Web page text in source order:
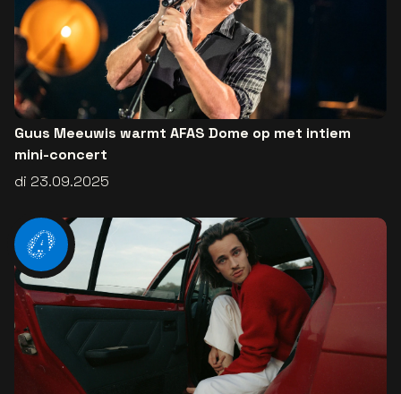
Guus Meeuwis warmt AFAS Dome op met intiem
mini-concert
di 23.09.2025